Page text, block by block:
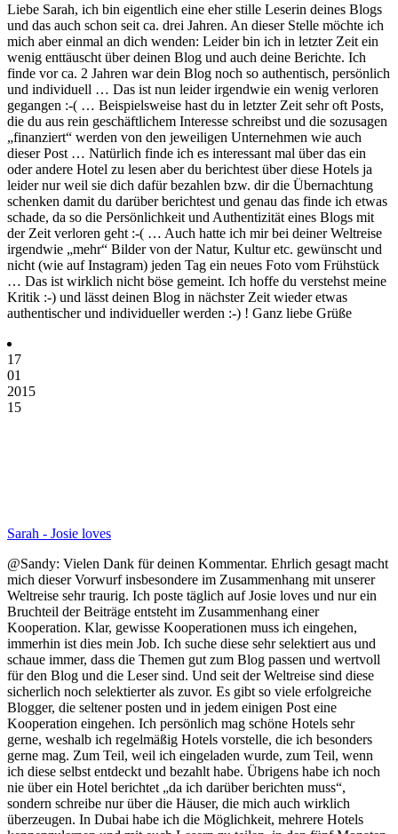
Liebe Sarah, ich bin eigentlich eine eher stille Leserin deines Blogs
und das auch schon seit ca. drei Jahren. An dieser Stelle möchte ich
mich aber einmal an dich wenden: Leider bin ich in letzter Zeit ein
wenig enttäuscht über deinen Blog und auch deine Berichte. Ich
finde vor ca. 2 Jahren war dein Blog noch so authentisch, persönlich
und individuell … Das ist nun leider irgendwie ein wenig verloren
gegangen :-( … Beispielsweise hast du in letzter Zeit sehr oft Posts,
die du aus rein geschäftlichem Interesse schreibst und die sozusagen
„finanziert“ werden von den jeweiligen Unternehmen wie auch
dieser Post … Natürlich finde ich es interessant mal über das ein
oder andere Hotel zu lesen aber du berichtest über diese Hotels ja
leider nur weil sie dich dafür bezahlen bzw. dir die Übernachtung
schenken damit du darüber berichtest und genau das finde ich etwas
schade, da so die Persönlichkeit und Authentizität eines Blogs mit
der Zeit verloren geht :-( … Auch hatte ich mir bei deiner Weltreise
irgendwie „mehr“ Bilder von der Natur, Kultur etc. gewünscht und
nicht (wie auf Instagram) jeden Tag ein neues Foto vom Frühstück
… Das ist wirklich nicht böse gemeint. Ich hoffe du verstehst meine
Kritik :-) und lässt deinen Blog in nächster Zeit wieder etwas
authentischer und individueller werden :-) ! Ganz liebe Grüße
17
01
2015
15
Sarah - Josie loves
@Sandy: Vielen Dank für deinen Kommentar. Ehrlich gesagt macht
mich dieser Vorwurf insbesondere im Zusammenhang mit unserer
Weltreise sehr traurig. Ich poste täglich auf Josie loves und nur ein
Bruchteil der Beiträge entsteht im Zusammenhang einer
Kooperation. Klar, gewisse Kooperationen muss ich eingehen,
immerhin ist dies mein Job. Ich suche diese sehr selektiert aus und
schaue immer, dass die Themen gut zum Blog passen und wertvoll
für den Blog und die Leser sind. Und seit der Weltreise sind diese
sicherlich noch selektierter als zuvor. Es gibt so viele erfolgreiche
Blogger, die seltener posten und in jedem einigen Post eine
Kooperation eingehen. Ich persönlich mag schöne Hotels sehr
gerne, weshalb ich regelmäßig Hotels vorstelle, die ich besonders
gerne mag. Zum Teil, weil ich eingeladen wurde, zum Teil, wenn
ich diese selbst entdeckt und bezahlt habe. Übrigens habe ich noch
nie über ein Hotel berichtet „da ich darüber berichten muss“,
sondern schreibe nur über die Häuser, die mich auch wirklich
überzeugen. In Dubai habe ich die Möglichkeit, mehrere Hotels